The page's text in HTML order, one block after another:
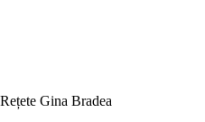
Rețete Gina Bradea